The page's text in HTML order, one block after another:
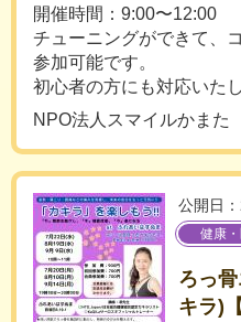
開催時間：9:00〜12:00
チューニングができて、
参加可能です。
初心者の方にも対応いた
NPO法人スマイルかまた
公開日
健康
ろっ
キラ)